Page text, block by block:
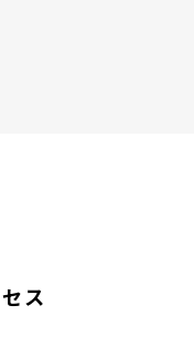
ス